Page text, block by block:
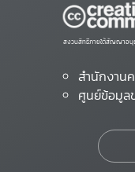
สงวนสิทธิ์ภายใต้สัญญาอนุ
สำนักงาน
ศูนย์ข้อมูล